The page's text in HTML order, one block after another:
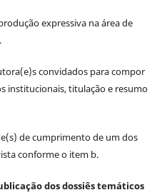
expressiva na área de
convidados para compor
institucionais, titulação e resumo
de cumprimento de um dos
conforme o item b.
dos dossiês temáticos